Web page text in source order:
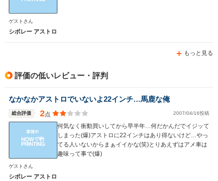
ゲストさん
シボレー アストロ
もっと見る
評価の低いレビュー・評判
なかなかアストロでいないよ22インチ…馬鹿な俺
総合評価 2点 2007/04/16投稿
何気なく衝動買いしてから早半年…何だかんだでイジッて
しまった(爆)アストロに22インチはあり得ないけど…やっ
てる人いないからまぁイイかな(笑)とりあえずはアメ車は
趣味って事で(爆)
ゲストさん
シボレー アストロ